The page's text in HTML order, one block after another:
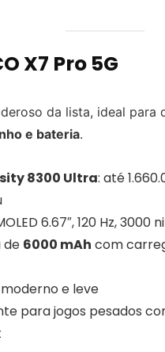
X7 Pro 5G
da lista, ideal para
e bateria.
8300 Ultra: até
6.67″, 120 Hz, 3000
de 6000 mAh com
e leve
para jogos pesados